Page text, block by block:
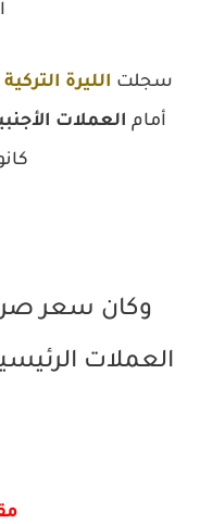
سجلت الليرة التركية
أمام العملات
وكان سعر صرف
العملات